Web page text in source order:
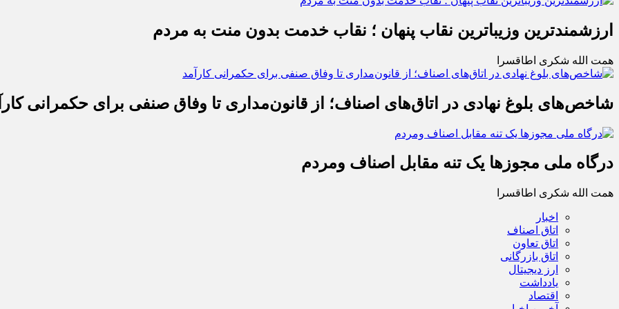
ارزشمندترین وزیباترین نقاب پنهان ؛ نقاب خدمت بدون منت به مردم
همت الله شکری اطاقسرا
شاخص‌های بلوغ نهادی در اتاق‌های اصناف؛ از قانون‌مداری تا وفاق صنفی برای حکمرانی
درگاه ملی مجوزها یک تنه مقابل اصناف ومردم
همت الله شکری اطاقسرا
اخبار
اتاق اصناف
اتاق تعاون
اتاق بازرگانی
ارز دیجیتال
یادداشت
اقتصاد